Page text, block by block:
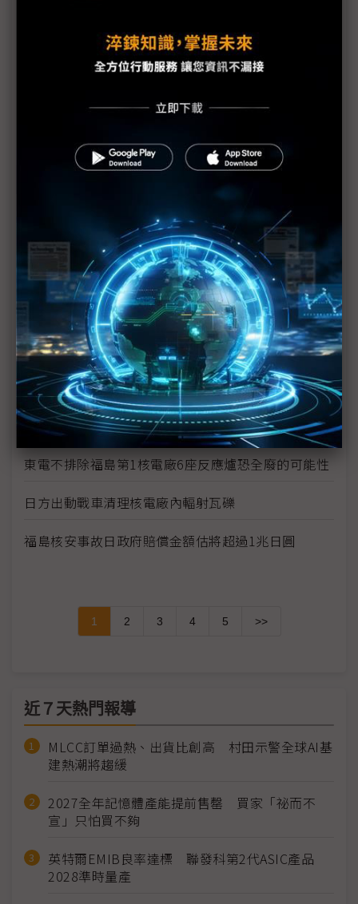
IAEA上修福島核電廠疏散區碘131數值
福島核災沒完沒了 電廠周邊驗出鈽
1千萬倍輻射量搞烏龍 東電下修至10萬倍
福島1號核電廠1、2號爐污水出現輻射濃度超標
福島第1核電廠3號機傳有3名員工受輻射污染 2名送
福島23日清晨發生規模5餘震 日方表示不影響福島
核電廠復原作業
日相菅直人說明福島第1核電廠反應爐現況
福島第1核電廠附近海水輻射物質嚴重超標
東電不排除福島第1核電廠6座反應爐恐全廢的可能性
日方出動戰車清理核電廠內輻射瓦礫
福島核安事故日政府賠償金額估將超過1兆日圓
1 2 3 4 5 >>
近７天熱門報導
MLCC訂單過熱、出貨比創高 村田示警全球AI基
建熱潮將趨緩
2027全年記憶體產能提前售罄 買家「祕而不
宣」只怕買不夠
英特爾EMIB良率達標 聯發科第2代ASIC產品
2028準時量產